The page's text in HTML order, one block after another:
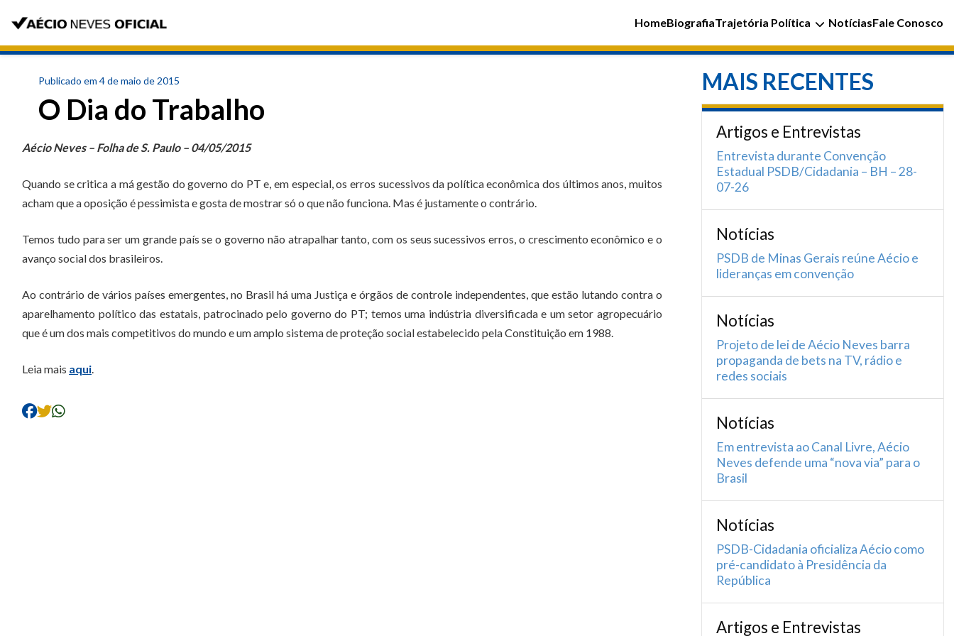
HomeBiografiaTrajetória Política NotíciasFale Conosco
Publicado em 4 de maio de 2015
O Dia do Trabalho
Aécio Neves – Folha de S. Paulo – 04/05/2015
Quando se critica a má gestão do governo do PT e, em especial, os erros sucessivos da política econômica dos últimos anos, muitos
acham que a oposição é pessimista e gosta de mostrar só o que não funciona. Mas é justamente o contrário.
Temos tudo para ser um grande país se o governo não atrapalhar tanto, com os seus sucessivos erros, o crescimento econômico e o
avanço social dos brasileiros.
Ao contrário de vários países emergentes, no Brasil há uma Justiça e órgãos de controle independentes, que estão lutando contra o
aparelhamento político das estatais, patrocinado pelo governo do PT; temos uma indústria diversificada e um setor agropecuário
que é um dos mais competitivos do mundo e um amplo sistema de proteção social estabelecido pela Constituição em 1988.
Leia mais aqui.
MAIS RECENTES
Artigos e Entrevistas
Entrevista durante Convenção
Estadual PSDB/Cidadania – BH – 28-
07-26
Notícias
PSDB de Minas Gerais reúne Aécio e
lideranças em convenção
Notícias
Projeto de lei de Aécio Neves barra
propaganda de bets na TV, rádio e
redes sociais
Notícias
Em entrevista ao Canal Livre, Aécio
Neves defende uma “nova via” para o
Brasil
Notícias
PSDB-Cidadania oficializa Aécio como
pré-candidato à Presidência da
República
Artigos e Entrevistas